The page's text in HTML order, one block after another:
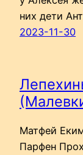
них дети
2023-11-30
Матфей
Парфен